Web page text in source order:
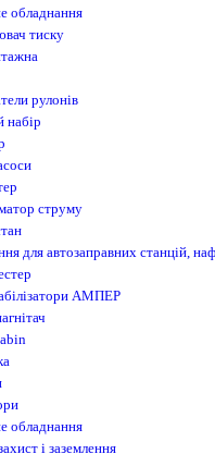
обладнання
тиску
рулонів
набір
струму
для автозаправних станцій,
АМПЕР
обладнання
і заземлення